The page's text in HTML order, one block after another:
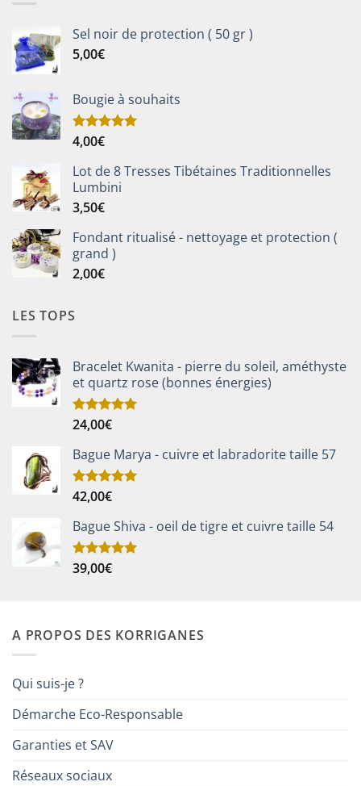
Sel noir de protection ( 50 gr )
5,00€
Bougie à souhaits
Note5.00
4,00€
Lot de 8 Tresses Tibétaines Traditionnelles
Lumbini
3,50€
Fondant ritualisé - nettoyage et protection (
grand )
2,00€
LES TOPS
Bracelet Kwanita - pierre du soleil, améthyste
et quartz rose (bonnes énergies)
Note5.00
24,00€
Bague Marya - cuivre et labradorite taille 57
Note5.00
42,00€
Bague Shiva - oeil de tigre et cuivre taille 54
Note5.00
39,00€
A PROPOS DES KORRIGANES
Qui suis-je ?
Démarche Eco-Responsable
Garanties et SAV
Réseaux sociaux